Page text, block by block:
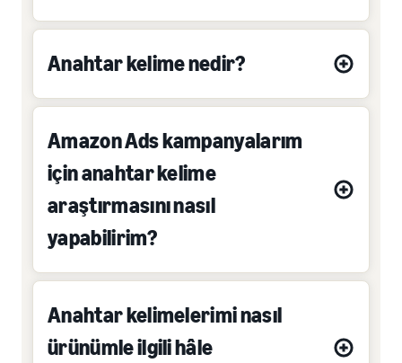
Anahtar kelime nedir?
Amazon Ads kampanyalarım
için anahtar kelime
araştırmasını nasıl
yapabilirim?
Anahtar kelimelerimi nasıl
ürünümle ilgili hâle